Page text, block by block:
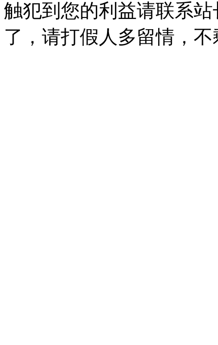
触犯到您的利益请联系
了，请打假人多留情，